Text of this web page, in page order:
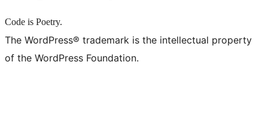
Code is Poetry.
The WordPress® trademark is the intellectual property
of the WordPress Foundation.